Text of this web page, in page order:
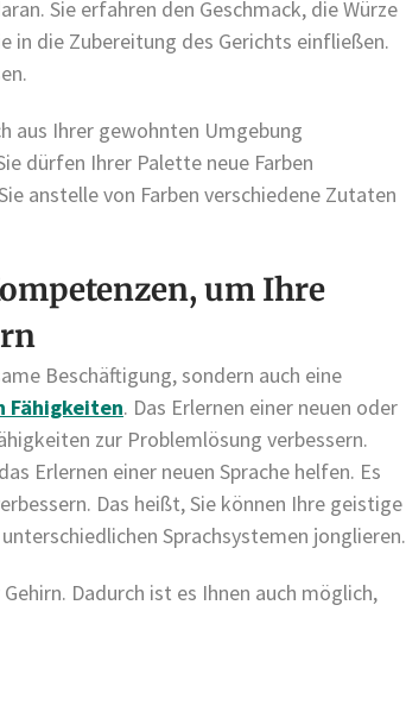
Sie erfahren den Geschmack, die Würze
in die Zubereitung des Gerichts einfließen.
aus Ihrer gewohnten Umgebung
dürfen Ihrer Palette neue Farben
anstelle von Farben verschiedene Zutaten
um Ihre
Beschäftigung, sondern auch eine
Fähigkeiten. Das Erlernen einer neuen oder
zur Problemlösung verbessern.
Erlernen einer neuen Sprache helfen. Es
Das heißt, Sie können Ihre geistige
Sprachsystemen jonglieren.
Dadurch ist es Ihnen auch möglich,